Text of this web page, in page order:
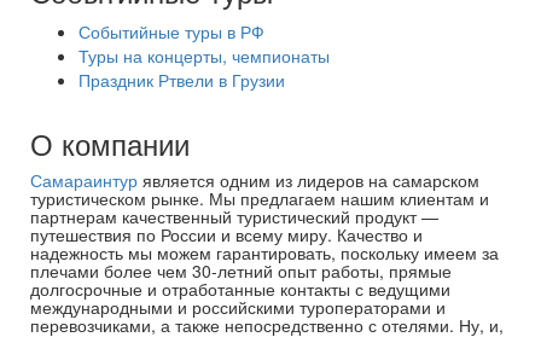
Событийные туры в РФ
Туры на концерты, чемпионаты
Праздник Ртвели в Грузии
О компании
Самараинтур является одним из лидеров на самарском
туристическом рынке. Мы предлагаем нашим клиентам и
партнерам качественный туристический продукт —
путешествия по России и всему миру. Качество и
надежность мы можем гарантировать, поскольку имеем за
плечами более чем 30-летний опыт работы, прямые
долгосрочные и отработанные контакты с ведущими
международными и российскими туроператорами и
перевозчиками, а также непосредственно с отелями. Ну, и,